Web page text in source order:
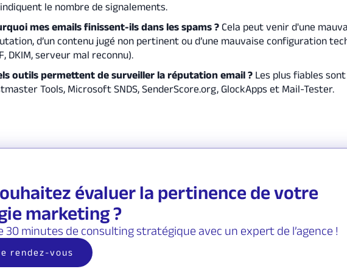
le nombre de signalements.
mes emails finissent-ils dans les spams ? Cela peut venir d'une
d’un contenu jugé non pertinent ou d’une mauvaise configuration
DKIM, serveur mal reconnu).
outils permettent de surveiller la réputation email ? Les plus fiables sont
Tools, Microsoft SNDS, SenderScore.org, GlockApps et Mail-Tester.
évaluer la pertinence de votre
marketing ?
30 minutes de consulting stratégique avec un expert de l’agence !
rendez-vous